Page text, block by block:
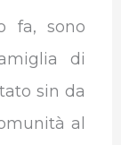
fa, sono
di
sin da
al